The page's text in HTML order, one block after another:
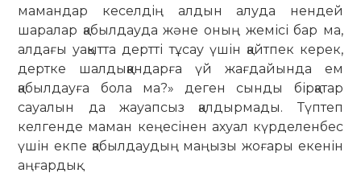
мамандар кеселдің алдын алуда нендей
шаралар қа­был­дау­да және оның жемісі бар ма,
алдағы уақытта дертті тұсау үшін қайт­пек керек,
дертке шалдыққандарға үй жағ­дайын­да ем
қабылдауға бола ма?» деген сынды бірқатар
сауалын да жауап­сыз қалдыр­мады. Түптеп
келгенде маман кеңе­сінен ахуал күрделенбес
үшін екпе қабыл­дау­дың маңызы жоғары екенін
аңғардық.